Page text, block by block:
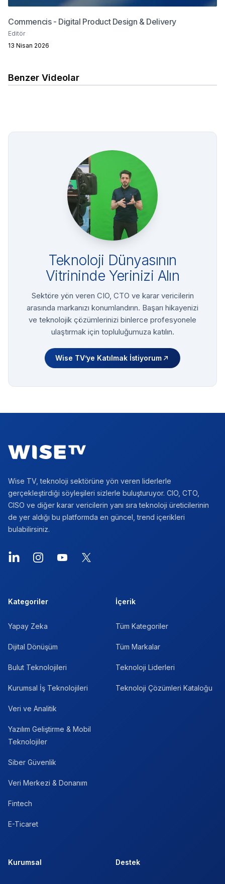
Commencis - Digital Product Design & Delivery
Editör
13 Nisan 2026
Benzer Videolar
Teknoloji Dünyasının
Vitrininde Yerinizi Alın
Sektöre yön veren CIO, CTO ve karar vericilerin
arasında markanızı konumlandırın. Başarı hikayenizi
ve teknolojik çözümlerinizi binlerce profesyonele
ulaştırmak için topluluğumuza katılın.
Wise TV’ye Katılmak İstiyorum
Wise TV, teknoloji sektörüne yön veren liderlerle
gerçekleştirdiği söyleşileri sizlerle buluşturuyor. CIO, CTO,
CISO ve diğer karar vericilerin yanı sıra teknoloji üreticilerinin
de yer aldığı bu platformda en güncel, trend içerikleri
bulabilirsiniz.
LinkedInInstagramYouTube
X
Kategoriler
Yapay Zeka
Dijital Dönüşüm
Bulut Teknolojileri
Kurumsal İş Teknolojileri
Veri ve Analitik
Yazılım Geliştirme & Mobil
Teknolojiler
Siber Güvenlik
Veri Merkezi & Donanım
Fintech
E-Ticaret
İçerik
Tüm Kategoriler
Tüm Markalar
Teknoloji Liderleri
Teknoloji Çözümleri Kataloğu
Kurumsal Destek